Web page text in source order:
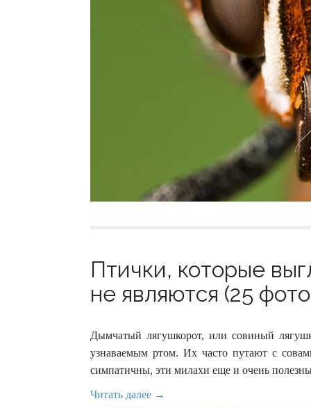
Птички, которые
не являются (25
Дымчатый лягушкорот, или совиный
узнаваемым ртом. Их часто путают с
симпатичны, эти милахи еще и очень
Читать далее →